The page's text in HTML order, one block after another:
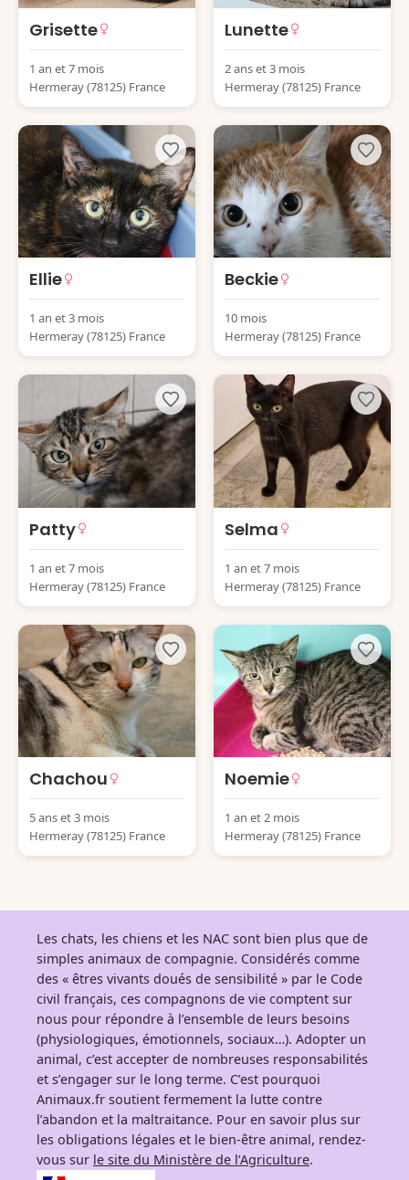
Grisette
1 an et 7 mois
Hermeray (78125) France
Lunette
2 ans et 3 mois
Hermeray (78125) France
Ellie
1 an et 3 mois
Hermeray (78125) France
Beckie
10 mois
Hermeray (78125) France
Patty
1 an et 7 mois
Hermeray (78125) France
Selma
1 an et 7 mois
Hermeray (78125) France
Chachou
5 ans et 3 mois
Hermeray (78125) France
Noemie
1 an et 2 mois
Hermeray (78125) France
Les chats, les chiens et les NAC sont bien plus que de
simples animaux de compagnie. Considérés comme
des « êtres vivants doués de sensibilité » par le Code
civil français, ces compagnons de vie comptent sur
nous pour répondre à l’ensemble de leurs besoins
(physiologiques, émotionnels, sociaux…). Adopter un
animal, c’est accepter de nombreuses responsabilités
et s’engager sur le long terme. C’est pourquoi
Animaux.fr soutient fermement la lutte contre
l’abandon et la maltraitance. Pour en savoir plus sur
les obligations légales et le bien-être animal, rendez-
vous sur le site du Ministère de l’Agriculture.